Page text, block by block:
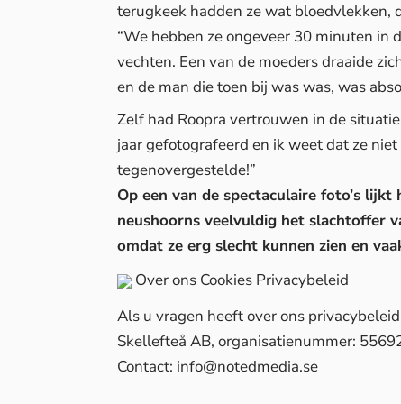
terugkeek hadden ze wat bloedvlekken,
“We hebben ze ongeveer 30 minuten in
vechten. Een van de moeders draaide
en de man die toen bij was was, was
Zelf had Roopra vertrouwen in de
jaar gefotografeerd en ik weet dat ze
tegenovergestelde!”
Op een van de spectaculaire foto’s
neushoorns veelvuldig het slachtoffer
omdat ze erg slecht kunnen zien en
Over ons Cookies Privacybeleid
Als u vragen heeft over ons
Skellefteå AB, organisatienummer:
Contact: info@notedmedia.se